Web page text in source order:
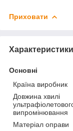
Приховати
Характеристики
Основні
Країна виробник
Довжина хвилі
випромінювання
Матеріал оправи